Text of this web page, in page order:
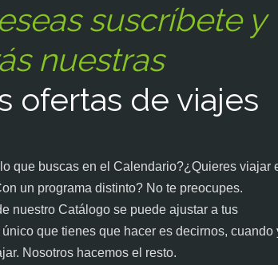
suscríbete y
nuestras
ofertas de viajes
que buscas en el Calendario?¿Quieres viajar
un programa distinto? No te preocupes.
nuestro Catálogo se puede ajustar a tus
que tienes que hacer es decirnos, cuando
Nosotros hacemos el resto.